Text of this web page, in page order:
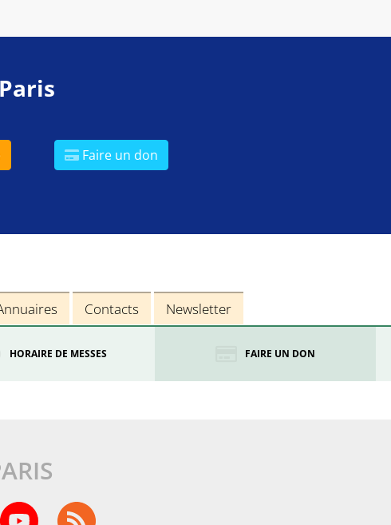
Faire un don
Contacts Newsletter
HORAIRE DE MESSES FAIRE UN DON